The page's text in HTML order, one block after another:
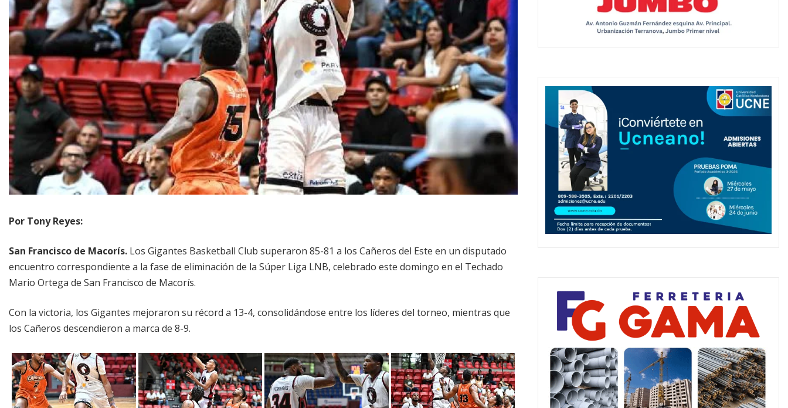
Por Tony Reyes:
San Francisco de Macorís. Los Gigantes Basketball Club superaron 85-81 a los Cañeros del Este en un disputado
encuentro correspondiente a la fase de eliminación de la Súper Liga LNB, celebrado este domingo en el Techado
Mario Ortega de San Francisco de Macorís.
Con la victoria, los Gigantes mejoraron su récord a 13-4, consolidándose entre los líderes del torneo, mientras que
los Cañeros descendieron a marca de 8-9.